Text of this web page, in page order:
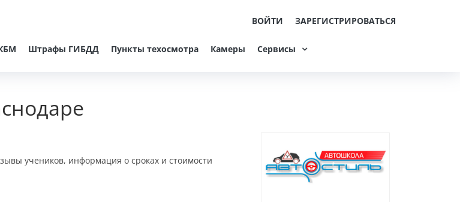
ВОЙТИ ЗАРЕГИСТРИРОВАТЬСЯ
Штрафы ГИБДД Пункты техосмотра Камеры Сервисы
учеников, информация о сроках и стоимости